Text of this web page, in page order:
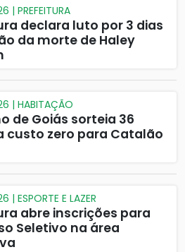
| PREFEITURA
declara luto por 3 dias
da morte de Haley
| HABITAÇÃO
de Goiás sorteia 36
custo zero para Catalão
| ESPORTE E LAZER
abre inscrições para
Seletivo na área